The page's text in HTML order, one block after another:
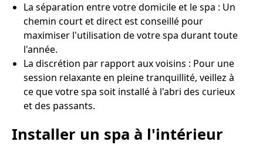
La séparation entre votre domicile et le spa : Un
chemin court et direct est conseillé pour
maximiser l'utilisation de votre spa durant toute
l'année.
La discrétion par rapport aux voisins : Pour une
session relaxante en pleine tranquillité, veillez à
ce que votre spa soit installé à l'abri des curieux
et des passants.
Installer un spa à l'intérieur